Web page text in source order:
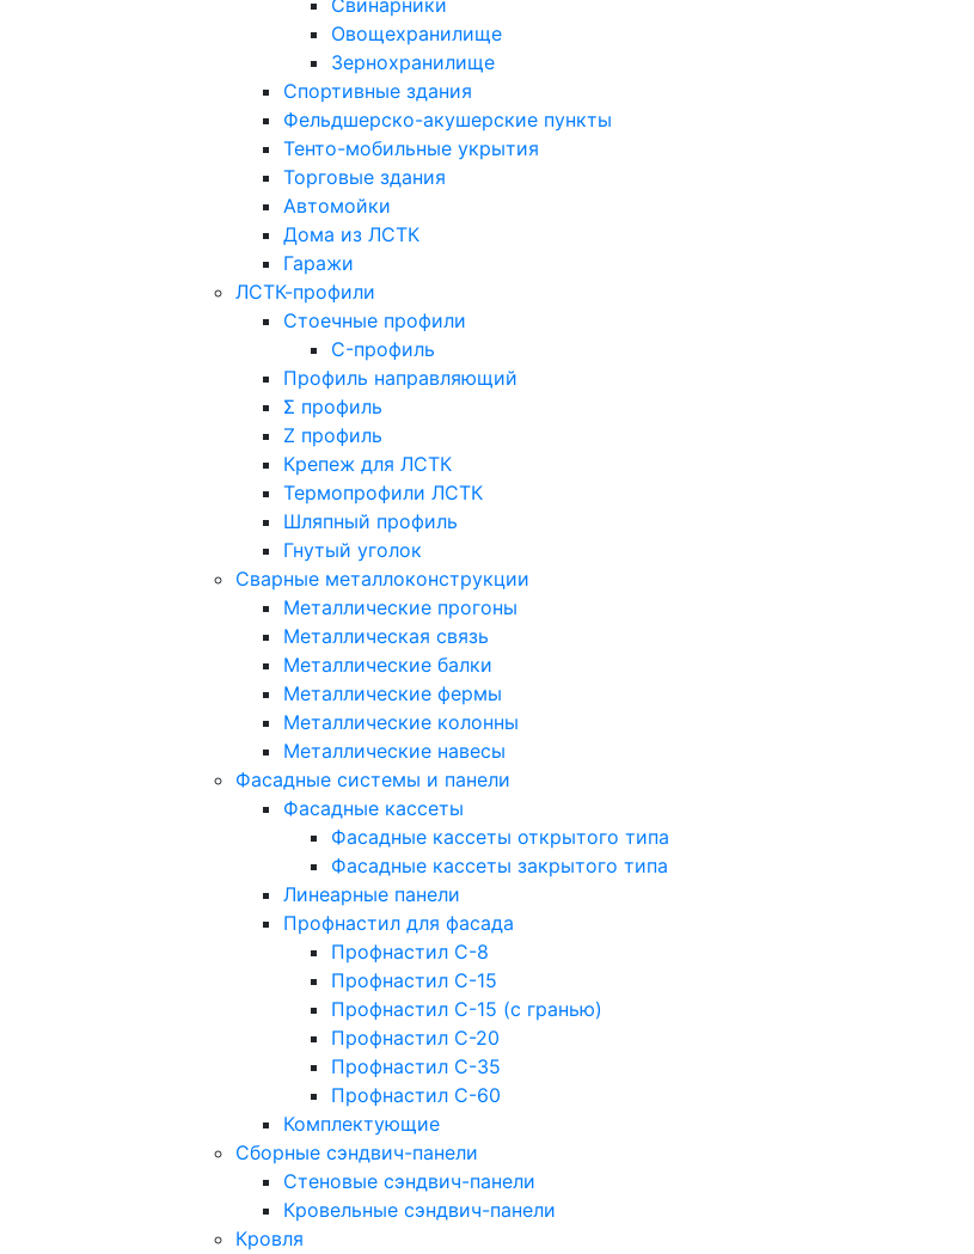
Свинарники
Овощехранилище
Зернохранилище
Спортивные здания
Фельдшерско-акушерские пункты
Тенто-мобильные укрытия
Торговые здания
Автомойки
Дома из ЛСТК
Гаражи
ЛСТК-профили
Стоечные профили
C-профиль
Профиль направляющий
Σ профиль
Z профиль
Крепеж для ЛСТК
Термопрофили ЛСТК
Шляпный профиль
Гнутый уголок
Сварные металлоконструкции
Металлические прогоны
Металлическая связь
Металлические балки
Металлические фермы
Металлические колонны
Металлические навесы
Фасадные системы и панели
Фасадные кассеты
Фасадные кассеты открытого типа
Фасадные кассеты закрытого типа
Линеарные панели
Профнастил для фасада
Профнастил С-8
Профнастил С-15
Профнастил С-15 (с гранью)
Профнастил С-20
Профнастил С-35
Профнастил С-60
Комплектующие
Сборные сэндвич-панели
Стеновые сэндвич-панели
Кровельные сэндвич-панели
Кровля